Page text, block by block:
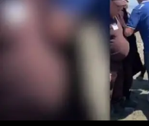
MEDIO CAMPIDANO
ORISTANO E PROVINCIA
OGLIASTRA